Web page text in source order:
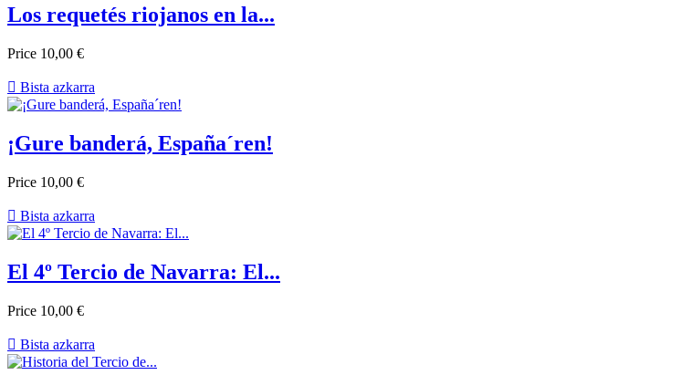
Los requetés riojanos en la...
Price 10,00 €
 Bista azkarra
¡Gure banderá, España´ren!
Price 10,00 €
 Bista azkarra
El 4º Tercio de Navarra: El...
Price 10,00 €
 Bista azkarra